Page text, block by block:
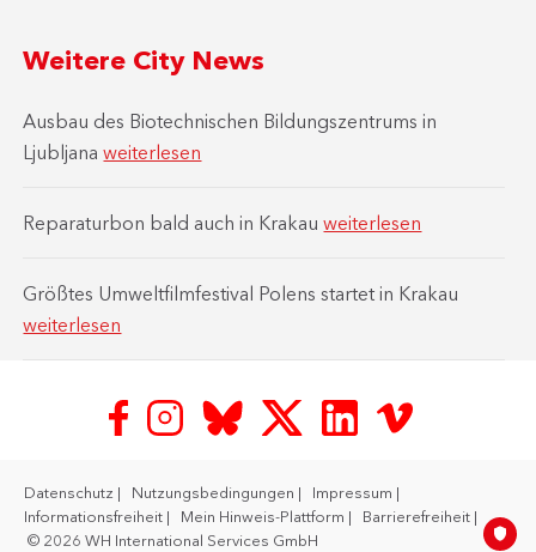
Weitere City News
Ausbau des Biotechnischen Bildungszentrums in
Ljubljanaweiterlesen
Reparaturbon bald auch in Krakauweiterlesen
Größtes Umweltfilmfestival Polens startet in Krakau
weiterlesen
Datenschutz Nutzungsbedingungen
Impressum
Informationsfreiheit
Mein Hinweis-Plattform
Barrierefreiheit
© 2026 WH International Services GmbH